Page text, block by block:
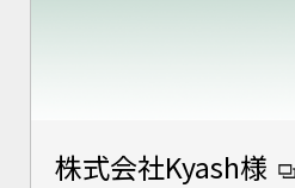
株式会社Kyash様